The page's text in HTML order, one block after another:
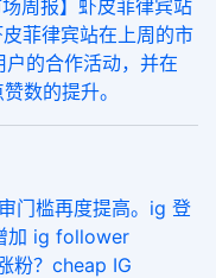
场周报】虾皮菲律宾站
菲律宾站在上周的市
的合作活动，并在
数的提升。
门槛再度提高。ig 登
加 ig follower
粉？​cheap IG